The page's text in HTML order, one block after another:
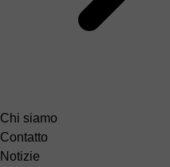
Chi siamo
Contatto
Notizie